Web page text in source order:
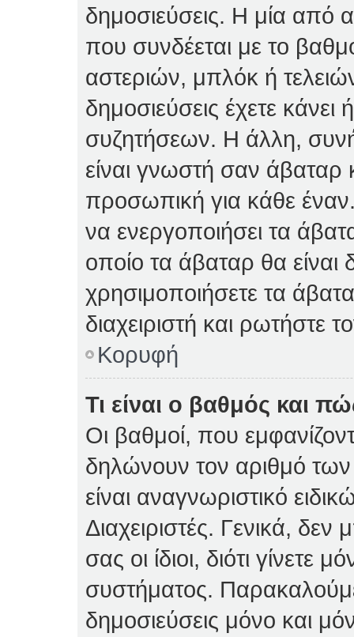
δημοσιεύσεις. Η μία από
που συνδέεται με το
αστεριών, μπλόκ ή
δημοσιεύσεις έχετε
συζητήσεων. Η άλλη,
είναι γνωστή σαν άβαταρ
προσωπική για κάθε έναν.
να ενεργοποιήσει τα
οποίο τα άβαταρ θα είναι
χρησιμοποιήσετε τα
διαχειριστή και ρωτήστε
Κορυφή
Τι είναι ο βαθμός και
Οι βαθμοί, που
δηλώνουν τον αριθμό
είναι αναγνωριστικό
Διαχειριστές. Γενικά,
σας οι ίδιοι, διότι γίνετε
συστήματος.
δημοσιεύσεις μόνο και